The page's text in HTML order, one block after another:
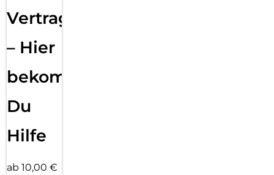
Vertragsabwicklung
– Hier
bekommst
Du
Hilfe
ab 10,00 €